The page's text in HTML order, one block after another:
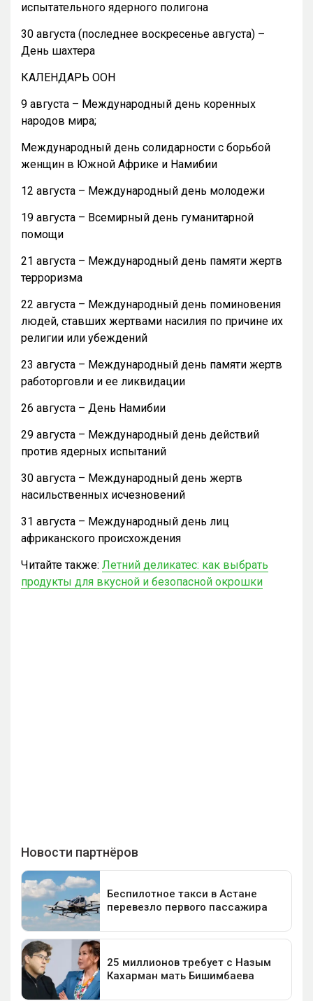
испытательного ядерного полигона
30 августа (последнее воскресенье августа) –
День шахтера
КАЛЕНДАРЬ ООН
9 августа – Международный день коренных
народов мира;
Международный день солидарности с борьбой
женщин в Южной Африке и Намибии
12 августа – Международный день молодежи
19 августа – Всемирный день гуманитарной
помощи
21 августа – Международный день памяти жертв
терроризма
22 августа – Международный день поминовения
людей, ставших жертвами насилия по причине их
религии или убеждений
23 августа – Международный день памяти жертв
работорговли и ее ликвидации
26 августа – День Намибии
29 августа – Международный день действий
против ядерных испытаний
30 августа – Международный день жертв
насильственных исчезновений
31 августа – Международный день лиц
африканского происхождения
Читайте также: Летний деликатес: как выбрать
продукты для вкусной и безопасной окрошки